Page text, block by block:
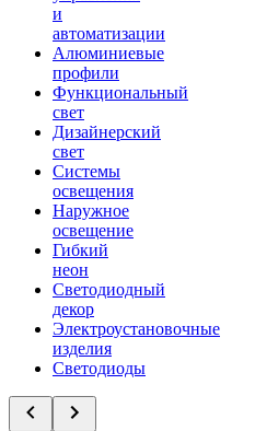
и
автоматизации
Алюминиевые
профили
Функциональный
свет
Дизайнерский
свет
Системы
освещения
Наружное
освещение
Гибкий
неон
Светодиодный
декор
Электроустановочные
изделия
Светодиоды